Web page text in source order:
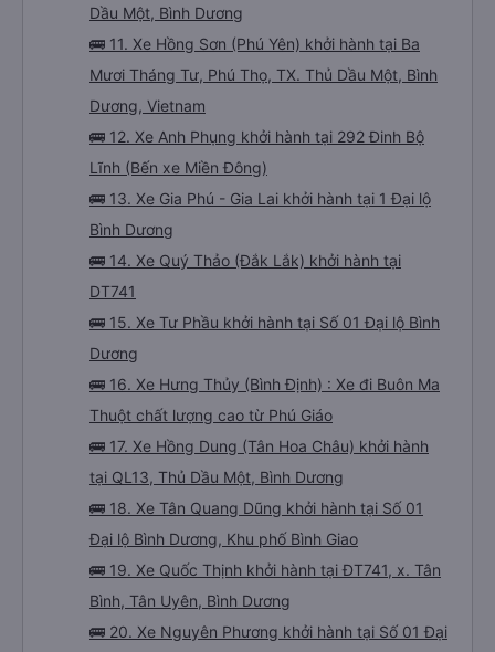
Dầu Một, Bình Dương
🚌 11. Xe Hồng Sơn (Phú Yên) khởi hành tại Ba
Mươi Tháng Tư, Phú Thọ, TX. Thủ Dầu Một, Bình
Dương, Vietnam
🚌 12. Xe Anh Phụng khởi hành tại 292 Đinh Bộ
Lĩnh (Bến xe Miền Đông)
🚌 13. Xe Gia Phú - Gia Lai khởi hành tại 1 Đại lộ
Bình Dương
🚌 14. Xe Quý Thảo (Đắk Lắk) khởi hành tại
DT741
🚌 15. Xe Tư Phầu khởi hành tại Số 01 Đại lộ Bình
Dương
🚌 16. Xe Hưng Thủy (Bình Định) : Xe đi Buôn Ma
Thuột chất lượng cao từ Phú Giáo
🚌 17. Xe Hồng Dung (Tân Hoa Châu) khởi hành
tại QL13, Thủ Dầu Một, Bình Dương
🚌 18. Xe Tân Quang Dũng khởi hành tại Số 01
Đại lộ Bình Dương, Khu phố Bình Giao
🚌 19. Xe Quốc Thịnh khởi hành tại ĐT741, x. Tân
Bình, Tân Uyên, Bình Dương
🚌 20. Xe Nguyên Phương khởi hành tại Số 01 Đại